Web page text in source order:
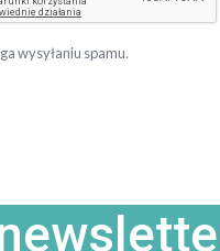
wysyłaniu spamu.